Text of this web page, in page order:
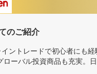
のご紹介
ントレードで初心者にも
ーバル投資商品も充実。